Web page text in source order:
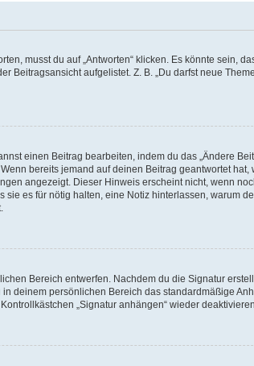
musst du auf „Antworten“ klicken. Es könnte sein,
aufgelistet. Z. B. „Du darfst neue
einen Beitrag bearbeiten, indem du das „Ändere
bereits jemand auf deinen Beitrag geantwortet hat,
angezeigt. Dieser Hinweis erscheint nicht, wenn
es für nötig halten, eine Notiz hinterlassen, warum
Bereich entwerfen. Nachdem du die Signatur
deinem persönlichen Bereich das standardmäßige
„Signatur anhängen“ wieder